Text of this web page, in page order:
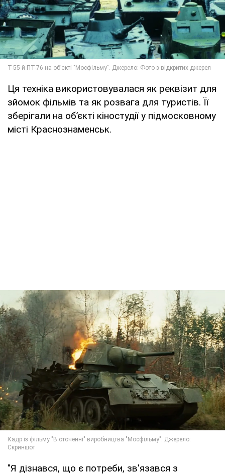
Ця техніка використовувалася як реквізит для
зйомок фільмів та як розвага для туристів. Її
зберігали на об’єкті кіностудії у підмосковному
місті Краснознаменськ.
"Я дізнався, що є потреби, зв'язався з